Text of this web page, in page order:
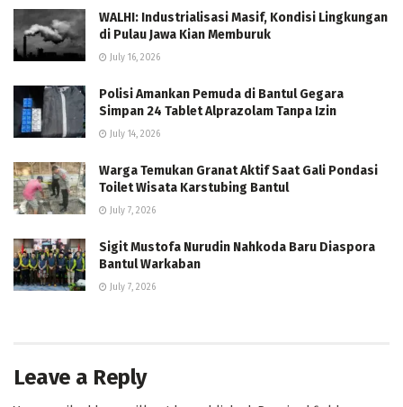
WALHI: Industrialisasi Masif, Kondisi Lingkungan
di Pulau Jawa Kian Memburuk
July 16, 2026
Polisi Amankan Pemuda di Bantul Gegara
Simpan 24 Tablet Alprazolam Tanpa Izin
July 14, 2026
Warga Temukan Granat Aktif Saat Gali Pondasi
Toilet Wisata Karstubing Bantul
July 7, 2026
Sigit Mustofa Nurudin Nahkoda Baru Diaspora
Bantul Warkaban
July 7, 2026
Leave a Reply